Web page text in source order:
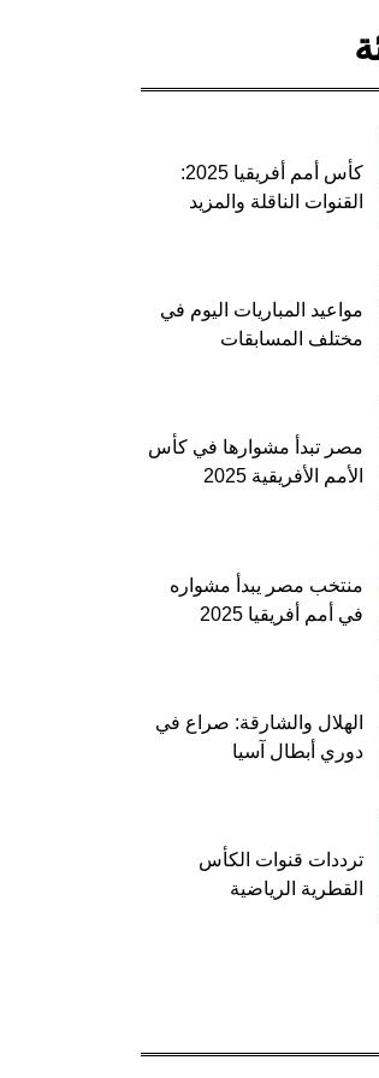
كأس أمم أفريقيا 2025:
القنوات الناقلة والمزيد
مواعيد المباريات اليوم في
مختلف المسابقات
مصر تبدأ مشوارها في كأس
الأمم الأفريقية 2025
منتخب مصر يبدأ مشواره
في أمم أفريقيا 2025
الهلال والشارقة: صراع في
دوري أبطال آسيا
ترددات قنوات الكأس
القطرية الرياضية